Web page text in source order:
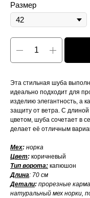
Размер
Эта стильная шуба
идеально подходит для
изделию элегантность, а
защиту от ветра. С
цветом, шуба сочетает в
делает её отличным
Мех: норка
Цвет: коричневый
Тип ворота: капюшон
Длина: 70 см
Детали: прорезные
натуральный мех норки,